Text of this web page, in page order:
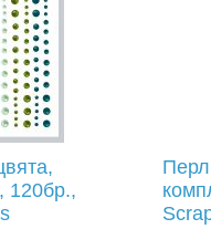
120бр.,